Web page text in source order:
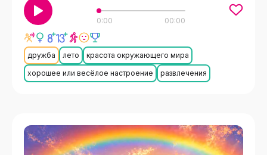
0:00 00:00
дружба лето
красота окружающего мира
хорошее или весёлое настроение
развлечения